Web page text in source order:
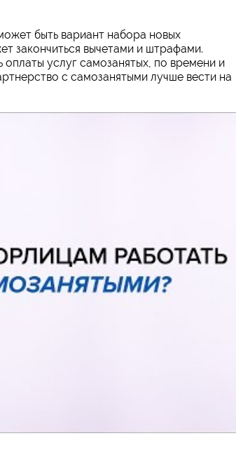
быть вариант набора новых
закончиться вычетами и штрафами.
оплаты услуг самозанятых, по времени и
с самозанятыми лучше вести на